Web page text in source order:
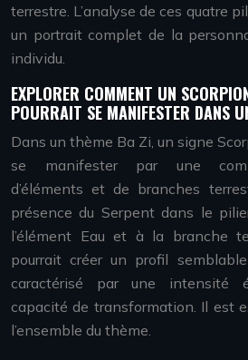
terrestre. L’analyse de ces quatre
un portrait complet de la
individu.
EXPLORER COMMENT UN
POURRAIT SE MANIFESTER DANS
Dans un thème Ba Zi, un signe
se manifester par une
d’éléments et de branches
présence du Serpent dans le
l’élément Eau et à la branche
pourrait créer un profil
caractérisé par une intensité
capacité de transformation. Il est
l’ensemble du thème.